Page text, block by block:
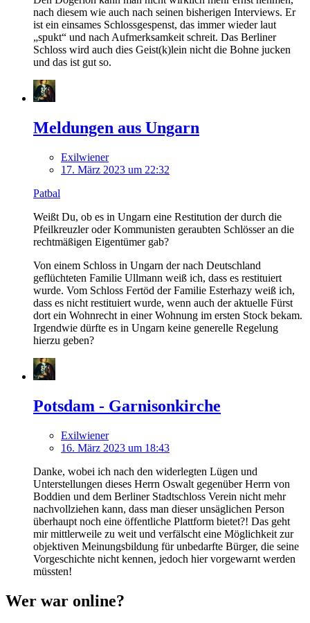
nach diesem wie auch nach seinen bisherigen Interviews. Er
ist ein einsames Schlossgespenst, das immer wieder laut
„spukt“ und nach Aufmerksamkeit schreit. Das Berliner
Schloss wird auch dies Geist(k)lein nicht die Bohne jucken
und das ist gut so.
Meldungen aus Ungarn
Exilwiener
17. März 2023 um 22:32
Patbal
Weißt Du, ob es in Ungarn eine Restitution der durch die
Pfeilkreuzler oder Kommunisten geraubten Schlösser an die
rechtmäßigen Eigentümer gab?
Von einem Schloss in Ungarn der nach Deutschland
geflüchteten Familie Ullmann weiß ich, dass es restituiert
wurde. Vom Schloss Fertöd der Familie Esterhazy weiß ich,
dass es nicht restituiert wurde, wenn auch der aktuelle Fürst
dort ein Wohnrecht in einer Wohnung im ersten Stock bekam.
Irgendwie dürfte es in Ungarn keine generelle Regelung
hierzu geben?
Potsdam - Garnisonkirche
Exilwiener
16. März 2023 um 18:43
Danke, wobei ich nach den widerlegten Lügen und
Unterstellungen dieses Herrn Oswalt gegenüber Herrn von
Boddien und dem Berliner Stadtschloss Verein nicht mehr
nachvollziehen kann, dass man dieser unsäglichen Person
überhaupt noch eine öffentliche Plattform bietet?! Das geht
mir mittlerweile zu weit und verfälscht eine Möglichkeit zur
objektiven Meinungsbildung für unbedarfte Bürger, die seine
Vorgeschichte nicht kennen, jedoch hier vorgewarnt werden
müssten!
Wer war online?